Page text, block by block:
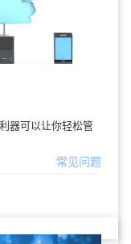
器可以让你轻松管
常见问题